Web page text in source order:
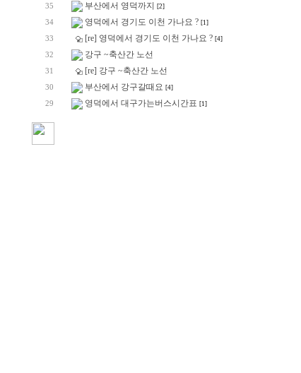
35 부산에서 영덕까지 [2]
34 영덕에서 경기도 이천 가나요 ? [1]
33 [re] 영덕에서 경기도 이천 가나요 ? [4]
32 강구 ~축산간 노선
31 [re] 강구 ~축산간 노선
30 부산에서 강구갈때요 [4]
29 영덕에서 대구가는버스시간표 [1]